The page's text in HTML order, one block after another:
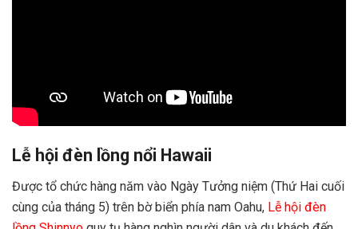
Lễ hội đèn lồng nổi Hawaii
Được tổ chức hàng năm vào Ngày Tưởng niệm (Thứ Hai cuối
cùng của tháng 5) trên bờ biển phía nam Oahu, Lễ hội đèn